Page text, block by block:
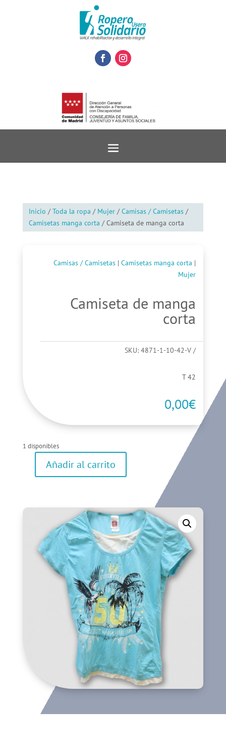
Inicio /Toda la ropa / Mujer/Camisas / Camisetas/
Camisetas manga corta / Camiseta de manga corta
Camisas / Camisetas |Camisetas manga corta |
Mujer
Camiseta de manga
corta
SKU:4871-1-10-42-V
T 42
0,00€
1 disponibles
CamisetaAñadir al carrito